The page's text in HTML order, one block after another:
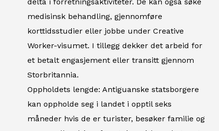
medisinsk behandling, gjennomføre
korttidsstudier eller jobbe under Creative
Worker-visumet. I tillegg dekker det arbeid for
et betalt engasjement eller transitt gjennom
Storbritannia.
Oppholdets lengde: Antiguanske statsborgere
kan oppholde seg i landet i opptil seks
måneder hvis de er turister, besøker familie og